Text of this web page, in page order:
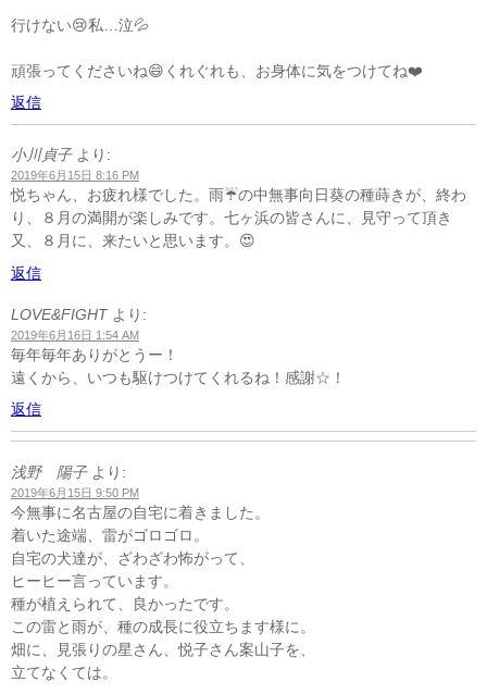
行けない😢私…泣💦
頑張ってくださいね😄くれぐれも、お身体に気をつけてね❤️
返信
小川貞子 より:
2019年6月15日 8:16 PM
悦ちゃん、お疲れ様でした。雨☔の中無事向日葵の種蒔きが、終わ
り、８月の満開が楽しみです。七ヶ浜の皆さんに、見守って頂き
又、８月に、来たいと思います。😍
返信
LOVE&FIGHT より:
2019年6月16日 1:54 AM
毎年毎年ありがとうー！
遠くから、いつも駆けつけてくれるね！感謝☆！
返信
浅野 陽子 より:
2019年6月15日 9:50 PM
今無事に名古屋の自宅に着きました。
着いた途端、雷がゴロゴロ。
自宅の犬達が、ざわざわ怖がって、
ヒーヒー言っています。
種が植えられて、良かったです。
この雷と雨が、種の成長に役立ちます様に。
畑に、見張りの星さん、悦子さん案山子を、
立てなくては。